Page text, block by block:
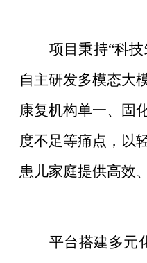
项目秉持“科
自主研发多模态大
康复机构单一、固
度不足等痛点，以
患儿家庭提供高效
平台搭建多元